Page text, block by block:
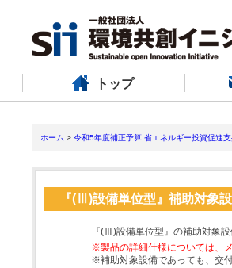
トップ
ホーム > 令和5年度補正予算 省エネルギー投資促進
『(Ⅲ)設備単位型』補助対象
『(Ⅲ)設備単位型』の補助対象設
※製品の詳細仕様については、
※補助対象設備であっても、交